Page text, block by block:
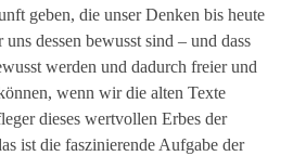
geben, die unser Denken bis heute
dessen bewusst sind – und dass
werden und dadurch freier und
wenn wir die alten Texte
dieses wertvollen Erbes der
ist die faszinierende Aufgabe der